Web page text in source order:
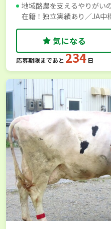
地域酪農を支えるやりがい
在籍！独立実績あり／JA中
す
気になる
応募期限まであと234 日